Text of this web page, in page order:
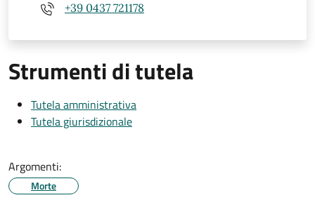
+39 0437 721178
Strumenti di tutela
Tutela amministrativa
Tutela giurisdizionale
Argomenti:
Morte